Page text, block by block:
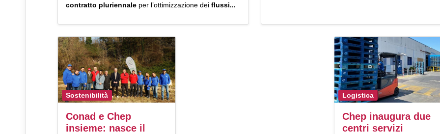
contratto pluriennale per l’ottimizzazione dei flussi...
Sostenibilità
Conad e Chep
insieme: nasce il
Logistica
Chep inaugura due
centri servizi